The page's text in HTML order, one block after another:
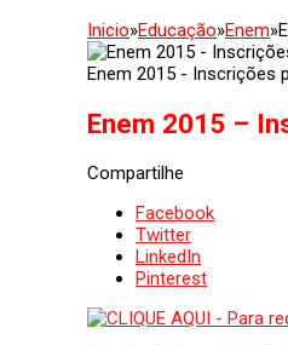
Inicio»Educação»Enem»
Enem 2015 - Inscrições
Enem 2015 –
Compartilhe
Facebook
Twitter
LinkedIn
Pinterest